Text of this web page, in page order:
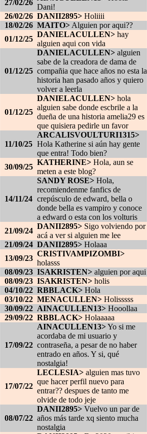
27/02/26
Dani!
26/02/26 DANII2895> Holiiii
18/02/26 MAITO> Alguien por aqui??
01/12/25
DANIELACULLEN> hay
alguien aqui con vida
01/12/25
DANIELACULLEN> alguien
sabe de la creadora de dama de
compañia que hace años no esta la
historia han pasado años y quiero
volver a leerla
01/12/25
DANIELACULLEN> hola
alguien sabe donde escbrile a la
dueña de una historia amelia29 es
que quisiera pedirle un favor
11/10/25
ARCALISVOULTURI1315>
Hola Katherine si aún hay gente
que entra! Todo bien?
30/09/25
KATHERINE> Hola, aun se
meten a este blog?
14/11/24
SANDY ROSE> Hola,
recomiendenme fanfics de
crepúsculo de edward, bella o
donde bella es vampiro y conoce
a edward o esta con los volturis
21/09/24
DANII2895> Sigo volviendo por
acá a ver si alguien me lee
21/09/24 DANII2895> Holaaa
13/09/23
CRISTIVAMPIZOMBI>
holasss
08/09/23 ISAKRISTEN> alguien por aqui
08/09/23 ISAKRISTEN> holis
04/10/22 RBBLACK> Hola
03/10/22 MENACULLEN> Holisssss
30/09/22 AINACULLEN13> Hooollaa
29/09/22 RBBLACK> Holaaaaa
17/09/22
AINACULLEN13>Yo si me
acordaba de mi usuario y
contraseña, a pesar de no haber
entrado en años. Y si, qué
nostalgia!
17/07/22
LECLESIA> alguien mas tuvo
que hacer perfil nuevo para
entrar?? despues de tanto me
olvide de todo jeje
08/07/22
DANII2895> Vuelvo un par de
años más tarde xq siento mucha
nostalgia